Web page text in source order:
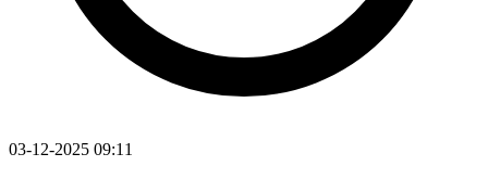
03-12-2025 09:11